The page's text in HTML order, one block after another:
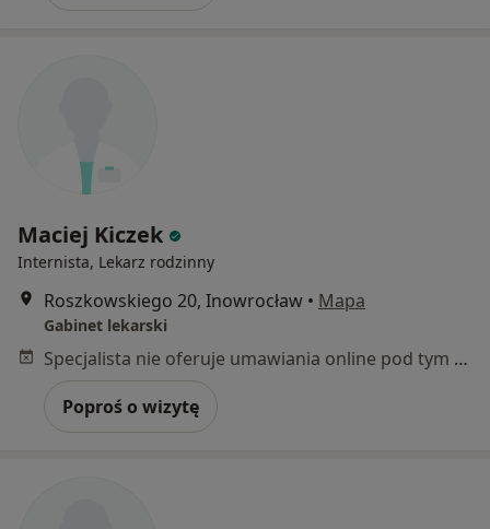
Maciej Kiczek
Internista, Lekarz rodzinny
Roszkowskiego 20, Inowrocław • Mapa
Gabinet lekarski
Specjalista nie oferuje umawiania online pod tym adresem.
Poproś o wizytę